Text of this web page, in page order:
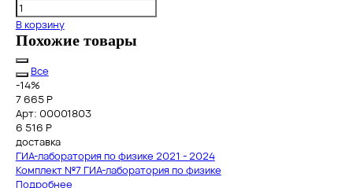
В корзину
Похожие товары
Все
-14%
7 665 Р
Арт: 00001803
6 516 Р
доставка
ГИА-лаборатория по физике 2021 - 2024
Комплект №7 ГИА-лаборатория по физике
Подробнее